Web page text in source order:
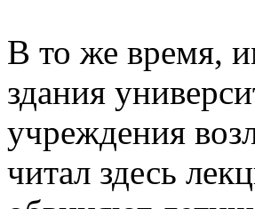
В то же время,
здания
учреждения
читал здесь